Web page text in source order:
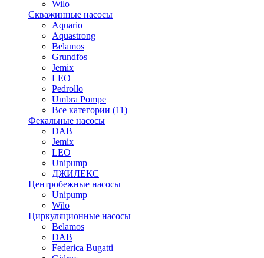
Wilo
Скважинные насосы
Aquario
Aquastrong
Belamos
Grundfos
Jemix
LEO
Pedrollo
Umbra Pompe
Все категории (11)
Фекальные насосы
DAB
Jemix
LEO
Unipump
ДЖИЛЕКС
Центробежные насосы
Unipump
Wilo
Циркуляционные насосы
Belamos
DAB
Federica Bugatti